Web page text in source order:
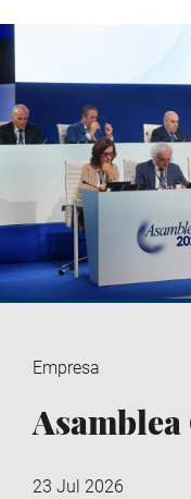
Empresa
23 Jul 2026